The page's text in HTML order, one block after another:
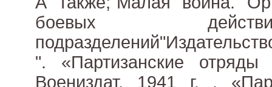
боевых
". «Партизанские
Воениздат, 1941 г. .